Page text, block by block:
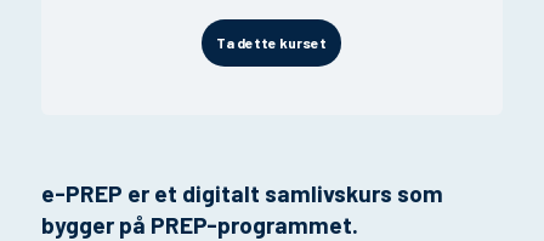
Ta dette kurset
e-PREP er et digitalt samlivskurs som
bygger på PREP-programmet.